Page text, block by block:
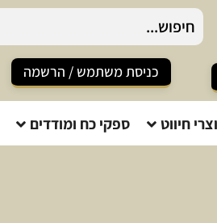
כניסת משתמש / הרשמה
חיווט ספקי כח ומודדים